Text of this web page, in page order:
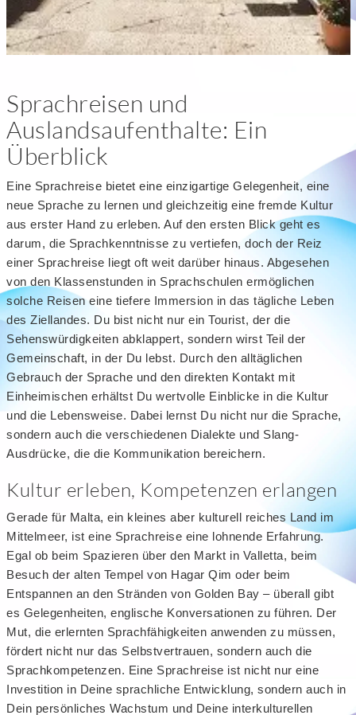
Sprachreisen und
Auslandsaufenthalte: Ein
Überblick
Eine Sprachreise bietet eine einzigartige Gelegenheit, eine
neue Sprache zu lernen und gleichzeitig eine fremde Kultur
aus erster Hand zu erleben. Auf den ersten Blick geht es
darum, die Sprachkenntnisse zu vertiefen, doch der Reiz
einer Sprachreise liegt oft weit darüber hinaus. Abgesehen
von den Klassenstunden in Sprachschulen ermöglichen
solche Reisen eine tiefere Immersion in das tägliche Leben
des Ziellandes. Du bist nicht nur ein Tourist, der die
Sehenswürdigkeiten abklappert, sondern wirst Teil der
Gemeinschaft, in der Du lebst. Durch den alltäglichen
Gebrauch der Sprache und den direkten Kontakt mit
Einheimischen erhältst Du wertvolle Einblicke in die Kultur
und die Lebensweise. Dabei lernst Du nicht nur die Sprache,
sondern auch die verschiedenen Dialekte und Slang-
Ausdrücke, die die Kommunikation bereichern.
Kultur erleben, Kompetenzen erlangen
Gerade für Malta, ein kleines aber kulturell reiches Land im
Mittelmeer, ist eine Sprachreise eine lohnende Erfahrung.
Egal ob beim Spazieren über den Markt in Valletta, beim
Besuch der alten Tempel von Hagar Qim oder beim
Entspannen an den Stränden von Golden Bay – überall gibt
es Gelegenheiten, englische Konversationen zu führen. Der
Mut, die erlernten Sprachfähigkeiten anwenden zu müssen,
fördert nicht nur das Selbstvertrauen, sondern auch die
Sprachkompetenzen. Eine Sprachreise ist nicht nur eine
Investition in Deine sprachliche Entwicklung, sondern auch in
Dein persönliches Wachstum und Deine interkulturellen